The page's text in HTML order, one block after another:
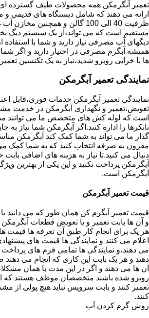
تعمیر آبگرمکن همه محصولات طیف گسترده
ارائه می دهند که شامل دیستگاه های قدیمی و
ظرفیت 40 الی 100 گالن و همچنین
مستقیم است که می تواند،از یک سیستم دیگ
همیشه آبگرم مصرفی در اختیار دارید و اگر
ها با خرابی روبرو شدید،نیاز به یک تکنسین
نمایندگی تعمیر آبگرمکن
نمایندگی تعمیر آبگرمکن خدمات فوری،قابل
تعویض،تعمیر و نگهداری آبگرمکن در خدمت
است که لوله کش های متخصص ما می توانند
تانکرها را اداره کنند.اگر آبگرمکن شما نیاز به
گذار ما می تواند به شما کمک کند آبگرمکن
مقرون به صرفه انتخاب کنید که به شما کمک
دنبال می کنید.تا نیاز به هزینه های اضافی بابت
آبگرمکن پرداخت نکنید و این یکی از بهترین
آبگرمکن است.
قیمت تعمیر آبگرمکن
قیمت تعمیر آبگرم کن همان طور که می دانید
و آن ها بابت تعمیر و یا تعویض قطعات آبگرمکن
هر یک برای انجام کار طبق آن تعرفه ها قیمت
اعلام می کنند و نمایندگی ها قیمت های
می دهند،و نمایندگی ها تمامی فرم های
دهند و هر یک بابت این کاری که انجام می دهند
آن ها می دهند و اگر در این مدت با همان
روبرو شده باشند متخصصان موظف هستند که
تعمیر کنند و بابت سرویس نباید هیچ پولی از
کنند.
روش گرم کردن آب